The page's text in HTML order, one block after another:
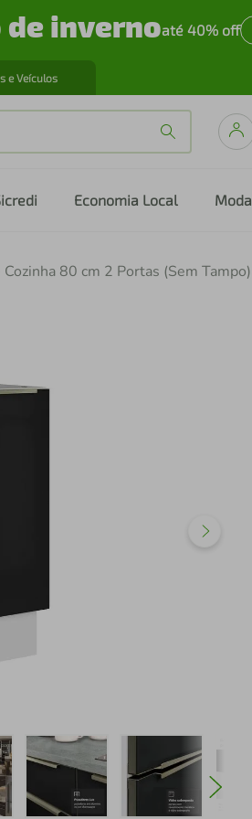
de invernoaté 40% off
e Veículos
Economia Local Moda